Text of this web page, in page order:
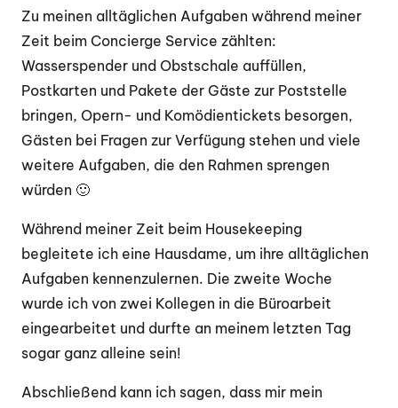
Zu meinen alltäglichen Aufgaben während meiner
Zeit beim Concierge Service zählten:
Wasserspender und Obstschale auffüllen,
Postkarten und Pakete der Gäste zur Poststelle
bringen, Opern- und Komödientickets besorgen,
Gästen bei Fragen zur Verfügung stehen und viele
weitere Aufgaben, die den Rahmen sprengen
würden 🙂
Während meiner Zeit beim Housekeeping
begleitete ich eine Hausdame, um ihre alltäglichen
Aufgaben kennenzulernen. Die zweite Woche
wurde ich von zwei Kollegen in die Büroarbeit
eingearbeitet und durfte an meinem letzten Tag
sogar ganz alleine sein!
Abschließend kann ich sagen, dass mir mein